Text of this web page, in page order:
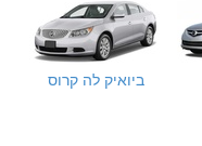
ביואיק לה קרוס